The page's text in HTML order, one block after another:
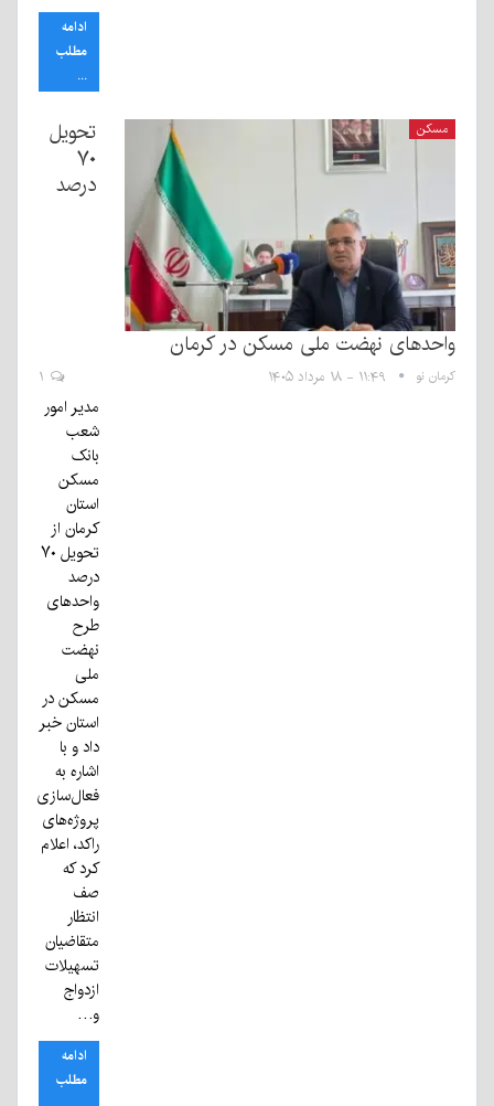
ادامه
مطلب
...
مسکن
تحویل
۷۰
درصد
واحدهای نهضت ملی مسکن در کرمان
کرمان نو ۱۱:۴۹ - ۱۸ مرداد ۱۴۰۵
مدیر امور
شعب
بانک
مسکن
استان
کرمان از
تحویل ۷۰
درصد
واحدهای
طرح
نهضت
ملی
مسکن در
استان خبر
داد و با
اشاره به
فعال‌سازی
پروژه‌های
راکد، اعلام
کرد که
صف
انتظار
متقاضیان
تسهیلات
ازدواج
و…
ادامه
مطلب